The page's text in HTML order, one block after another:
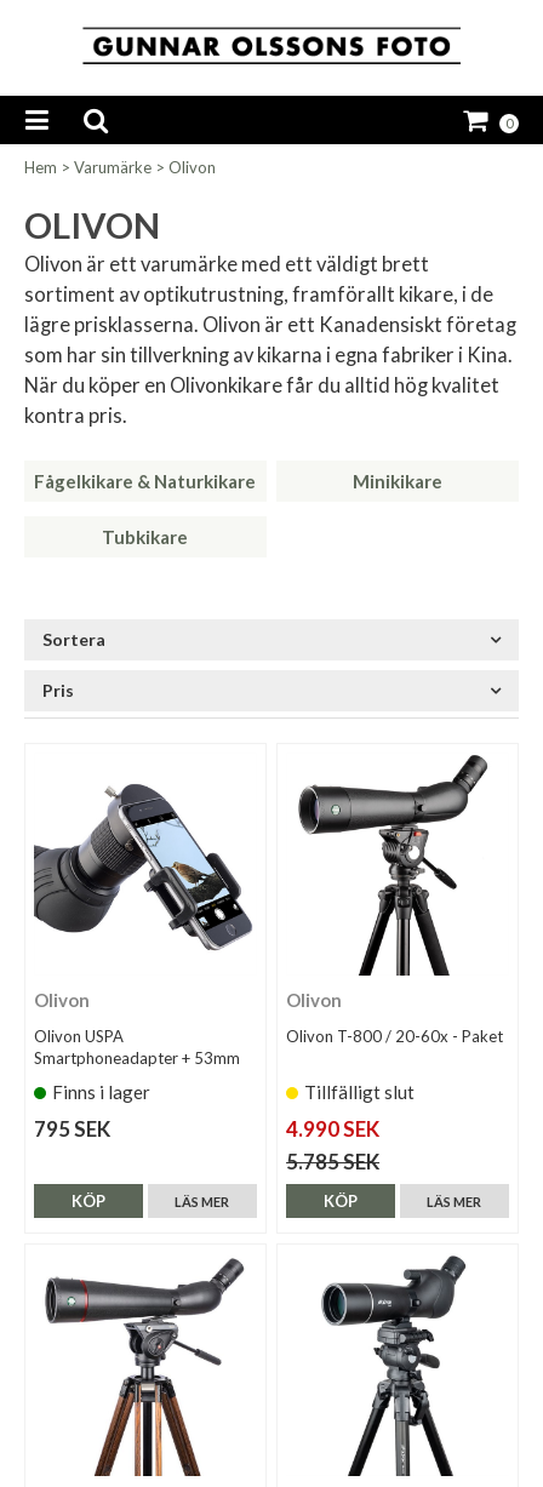
0
Hem > Varumärke > Olivon
OLIVON
Olivon är ett varumärke med ett väldigt brett
sortiment av optikutrustning, framförallt kikare, i de
lägre prisklasserna. Olivon är ett Kanadensiskt företag
som har sin tillverkning av kikarna i egna fabriker i Kina.
När du köper en Olivonkikare får du alltid hög kvalitet
kontra pris.
Fågelkikare & Naturkikare Minikikare
Tubkikare
Sortera
Pris
Olivon
Olivon USPA
Smartphoneadapter + 53mm
Finns i lager
795 SEK
LÄS MER
KÖP
Olivon
Olivon T-800 / 20-60x - Paket
Tillfälligt slut
4.990 SEK
5.785 SEK
LÄS MER
KÖP